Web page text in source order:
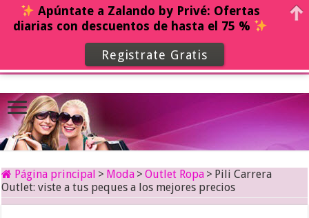
Página principal > Moda > Outlet Ropa > Pili Carrera
Outlet: viste a tus peques a los mejores precios
Apúntate a Zalando by Privé: Ofertas
diarias con descuentos de hasta el 75 %
Registrate Gratis